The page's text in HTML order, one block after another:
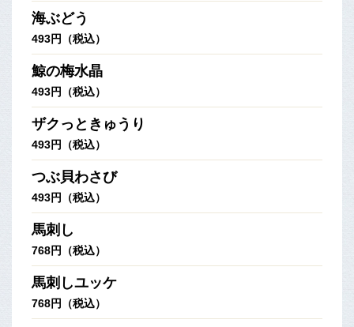
海ぶどう
493円（税込）
鯨の梅水晶
493円（税込）
ザクっときゅうり
493円（税込）
つぶ貝わさび
493円（税込）
馬刺し
768円（税込）
馬刺しユッケ
768円（税込）